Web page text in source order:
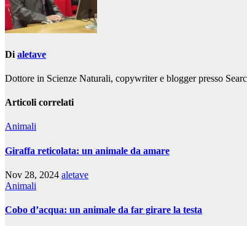
Di aletave
Dottore in Scienze Naturali, copywriter e blogger presso
Articoli correlati
Animali
Giraffa reticolata: un animale da amare
Nov 28, 2024 aletave
Animali
Cobo d’acqua: un animale da far girare la testa